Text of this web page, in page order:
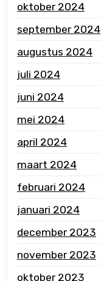
oktober 2024
september 2024
augustus 2024
juli 2024
juni 2024
mei 2024
april 2024
maart 2024
februari 2024
januari 2024
december 2023
november 2023
oktober 2023